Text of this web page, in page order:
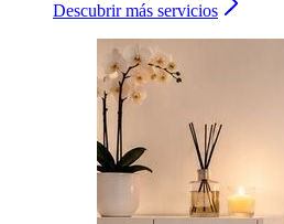
Descubrir más servicios